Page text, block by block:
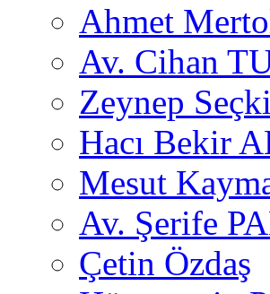
Ahmet
Av. Cihan
Zeynep
Hacı Bekir
Mesut
Av. Şerife
Çetin Özdaş